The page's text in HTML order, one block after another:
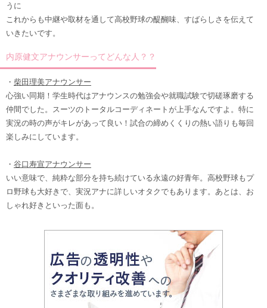
うに
これからも中継や取材を通して高校野球の醍醐味、すばらしさを伝えて
いきたいです。
内原健文アナウンサーってどんな人？？
・ 柴田理美アナウンサー
心強い同期！学生時代はアナウンスの勉強会や就職試験で切磋琢磨する
仲間でした。スーツのトータルコーディネートが上手なんですよ。特に
実況の時の声がキレがあって良い！試合の締めくくりの熱い語りも毎回
楽しみにしています。
・ 谷口寿宣アナウンサー
いい意味で、純粋な部分を持ち続けている永遠の好青年。高校野球もプ
ロ野球も大好きで、実況アナに詳しいオタクでもあります。あとは、お
しゃれ好きといった面も。